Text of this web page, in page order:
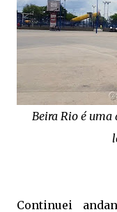
Beira Rio é uma
Continuei